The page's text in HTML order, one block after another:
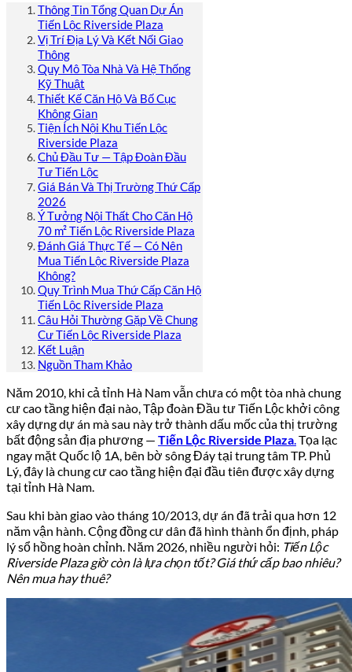
Thông Tin Tổng Quan Dự Án
Tiến Lộc Riverside Plaza
Vị Trí Địa Lý Và Kết Nối Giao
Thông
Quy Mô Tòa Nhà Và Hệ Thống
Kỹ Thuật
Thiết Kế Căn Hộ Và Bố Cục
Không Gian
Tiện Ích Nội Khu Tiến Lộc
Riverside Plaza
Chủ Đầu Tư — Tập Đoàn Đầu
Tư Tiến Lộc
Giá Bán Và Thị Trường Thứ Cấp
2026
Ý Tưởng Nội Thất Cho Căn Hộ
70 m² Tiến Lộc Riverside Plaza
Đánh Giá Thực Tế — Có Nên
Mua Tiến Lộc Riverside Plaza
Không?
Quy Trình Mua Thứ Cấp Căn Hộ
Tiến Lộc Riverside Plaza
Câu Hỏi Thường Gặp Về Chung
Cư Tiến Lộc Riverside Plaza
Kết Luận
Nguồn Tham Khảo
Năm 2010, khi cả tỉnh Hà Nam vẫn chưa có một tòa nhà chung
cư cao tầng hiện đại nào, Tập đoàn Đầu tư Tiến Lộc khởi công
xây dựng dự án mà sau này trở thành dấu mốc của thị trường
bất động sản địa phương — Tiến Lộc Riverside Plaza.Tọa lạc
ngay mặt Quốc lộ 1A, bên bờ sông Đáy tại trung tâm TP. Phủ
Lý, đây là chung cư cao tầng hiện đại đầu tiên được xây dựng
tại tỉnh Hà Nam.
Sau khi bàn giao vào tháng 10/2013, dự án đã trải qua hơn 12
năm vận hành. Cộng đồng cư dân đã hình thành ổn định, pháp
lý sổ hồng hoàn chỉnh. Năm 2026, nhiều người hỏi: Tiến Lộc
Riverside Plaza giờ còn là lựa chọn tốt? Giá thứ cấp bao nhiêu?
Nên mua hay thuê?